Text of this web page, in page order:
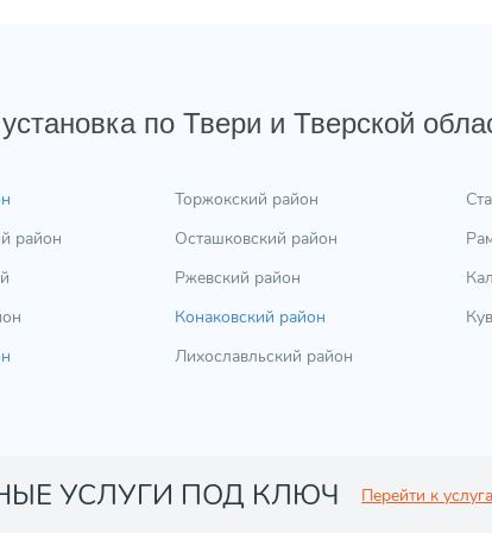
по Твери и Тверской
район
Торжокский район
Осташковский район
Ржевский район
Конаковский район
Лихославльский район
УСЛУГИ ПОД КЛЮЧ Перейти к